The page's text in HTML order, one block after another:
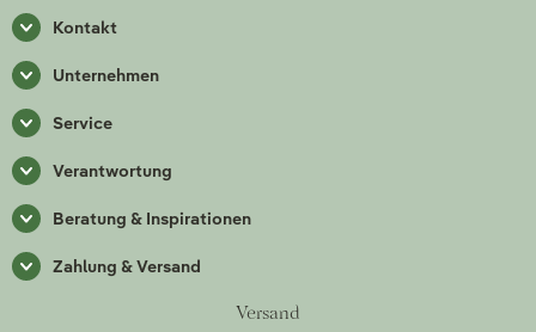
Kontakt
Unternehmen
Service
Verantwortung
Beratung & Inspirationen
Zahlung & Versand
Versand